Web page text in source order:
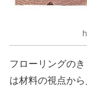
フローリングの
は材料の視点か